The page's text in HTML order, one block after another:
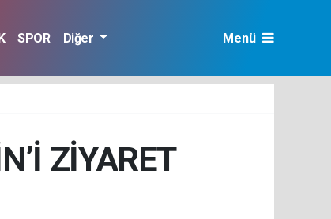
SPOR Diğer Menü
ZİYARET